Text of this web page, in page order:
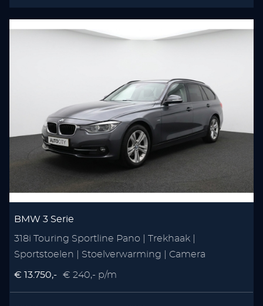
BMW 3 Serie
318i Touring Sportline Pano | Trekhaak |
Sportstoelen | Stoelverwarming | Camera
€ 13.750,- € 240,- p/m